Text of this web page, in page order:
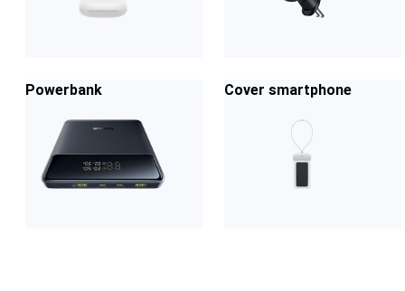
Powerbank Cover smartphone